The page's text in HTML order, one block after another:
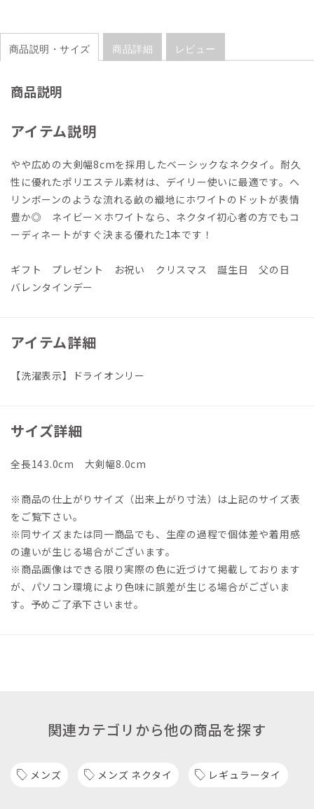
商品説明・サイズ 商品詳細 レビュー
商品説明
アイテム説明
やや広めの大剣幅8cmを採用したベーシックなネクタイ。耐久
性に優れたポリエステル素材は、デイリー使いに最適です。ヘ
リンボーンのような流れる畝の織地にホワイトのドットが表情
豊か◎ ネイビー×ホワイトなら、ネクタイ初心者の方でもコ
ーディネートがすぐ決まる優れた1本です！
ギフト プレゼント お祝い クリスマス 誕生日 父の日
バレンタインデー
アイテム詳細
【洗濯表示】ドライオンリー
サイズ詳細
全長143.0cm 大剣幅8.0cm
※商品の仕上がりサイズ（出来上がり寸法）は上記のサイズ表
をご覧下さい。
※同サイズまたは同一商品でも、生産の過程で個体差や着用感
の違いが生じる場合がございます。
※商品画像はできる限り実際の色に近づけて掲載しております
が、パソコン環境により色味に誤差が生じる場合がございま
す。予めご了承下さいませ。
関連カテゴリから他の商品を探す
メンズ メンズ ネクタイ レギュラータイ